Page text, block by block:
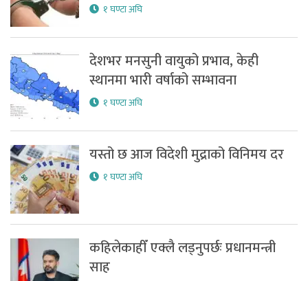
१ घण्टा अघि
देशभर मनसुनी वायुको प्रभाव, केही
स्थानमा भारी वर्षाको सम्भावना
१ घण्टा अघि
यस्तो छ आज विदेशी मुद्राको विनिमय दर
१ घण्टा अघि
कहिलेकाहीँ एक्लै लड्नुपर्छः प्रधानमन्त्री
साह